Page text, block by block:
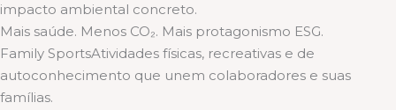
impacto ambiental concreto.
Mais saúde. Menos CO₂. Mais protagonismo ESG.
Family SportsAtividades físicas, recreativas e de
autoconhecimento que unem colaboradores e suas
famílias.